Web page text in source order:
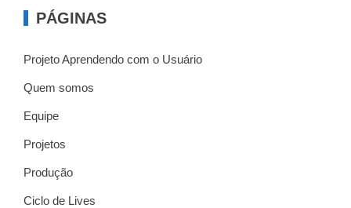
PÁGINAS
Projeto Aprendendo com o Usuário
Quem somos
Equipe
Projetos
Produção
Ciclo de Lives